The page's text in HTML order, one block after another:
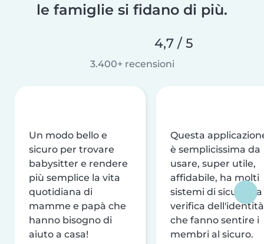
le famiglie si fidano di più.
4,7 / 5
3.400+ recensioni
Un modo bello e
sicuro per trovare
babysitter e rendere
più semplice la vita
quotidiana di
mamme e papà che
hanno bisogno di
aiuto a casa!
Questa
è semplicissima da
usare, super utile,
affidabile, ha molti
sistemi di sicurezza
verifica dell'identità
che fanno sentire i
membri al sicuro.